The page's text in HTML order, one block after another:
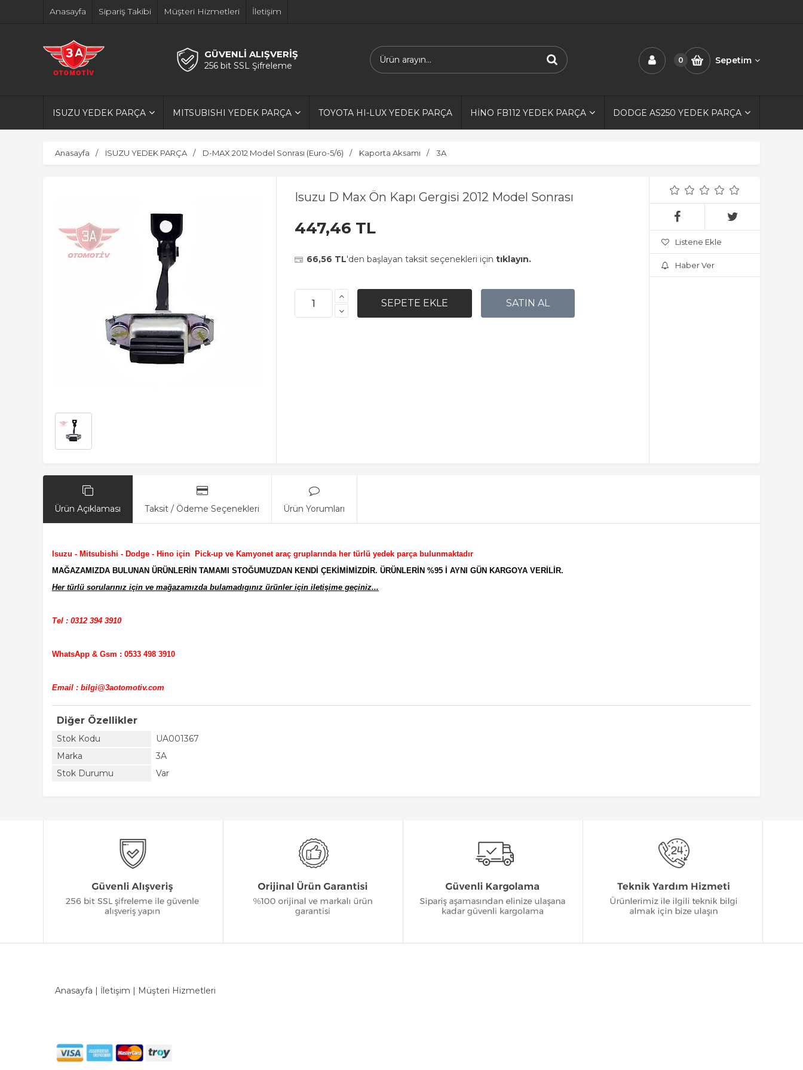
Anasayfa Sipariş Takibi Müşteri Hizmetleri İletişim
GÜVENLİ ALIŞVERİŞ
256 bit SSL Şifreleme
0 Sepetim
ISUZU YEDEK PARÇA MITSUBISHI YEDEK PARÇA TOYOTA HI-LUX YEDEK PARÇA HİNO FB112 YEDEK PARÇA DODGE AS250 YEDEK PARÇA
Anasayfa ISUZU YEDEK PARÇA D-MAX 2012 Model Sonrası (Euro-5/6) Kaporta Aksamı 3A
Isuzu D Max Ön Kapı Gergisi 2012 Model Sonrası
447,46 TL
66,56 TL'den başlayan taksit seçenekleri için tıklayın.
Listene Ekle
Haber Ver
Ürün Açıklaması Taksit / Ödeme Seçenekleri Ürün Yorumları
Isuzu - Mitsubishi - Dodge - Hino için Pick-up ve Kamyonet araç gruplarında her türlü yedek parça bulunmaktadır
MAĞAZAMIZDA BULUNAN ÜRÜNLERİN TAMAMI STOĞUMUZDAN KENDİ ÇEKİMİMİZDİR. ÜRÜNLERİN %95 İ AYNI GÜN KARGOYA VERİLİR.
Her türlü sorularınız için ve mağazamızda bulamadıgınız ürünler için iletişime geçiniz...
Tel : 0312 394 3910
WhatsApp & Gsm : 0533 498 3910
Email : bilgi@3aotomotiv.com
Diğer Özellikler
Stok Kodu
UA001367
Marka
3A
Stok Durumu
Var
Anasayfa | İletişim | Müşteri Hizmetleri